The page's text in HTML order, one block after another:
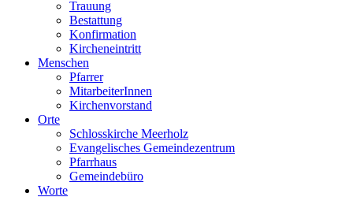
Trauung
Bestattung
Konfirmation
Kircheneintritt
Menschen
Pfarrer
MitarbeiterInnen
Kirchenvorstand
Orte
Schlosskirche Meerholz
Evangelisches Gemeindezentrum
Pfarrhaus
Gemeindebüro
Worte